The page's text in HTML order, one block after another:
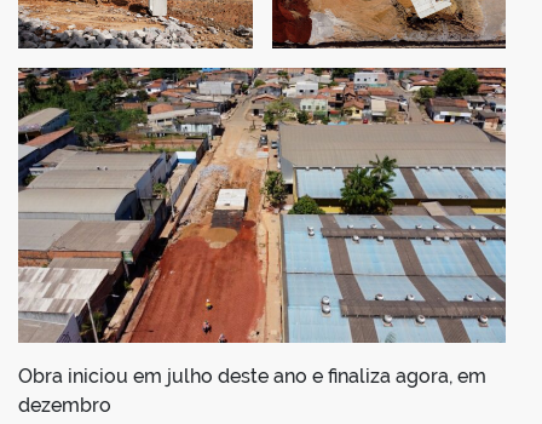
Obra iniciou em julho deste ano e finaliza agora, em
dezembro